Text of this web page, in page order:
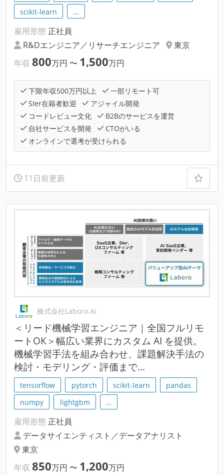
scikit-learn
…
雇用形態 正社員
R&Dエンジニア／リサーチエンジニア
東京
年収 800万円 〜 1,500万円
下限年収500万円以上
一部リモート可
SIer在籍者歓迎
アジャイル開発
コードレビュー文化
B2Bのサービスを運営
自社サービスを開発
CTOがいる
オンラインで選考が受けられる
11日前更新
株式会社Laboro.AI
＜リード機械学習エンジニア｜全国フルリモ
ートOK＞幅広い業界にカスタム AI を提供。
機械学習手法を組み合わせ、課題解決手法の
検討・モデリング・評価まで...
tensorflow pytorch scikit-learn
pandas
numpy
lightgbm …
雇用形態 正社員
データサイエンティスト／データアナリスト
東京
年収 850万円 〜 1,200万円